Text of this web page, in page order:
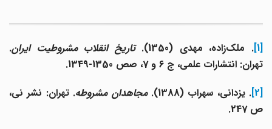
. ملک‌زاده، مهدی (1350). تاریخ انقلاب مشروطیت ایران.
تهران: انتشارات علمی، ج 6 و 7، صص 1350-1349.
. یزدانی، سهراب (1388). مجاهدان مشروطه. تهران: نشر نی،
ص 247.